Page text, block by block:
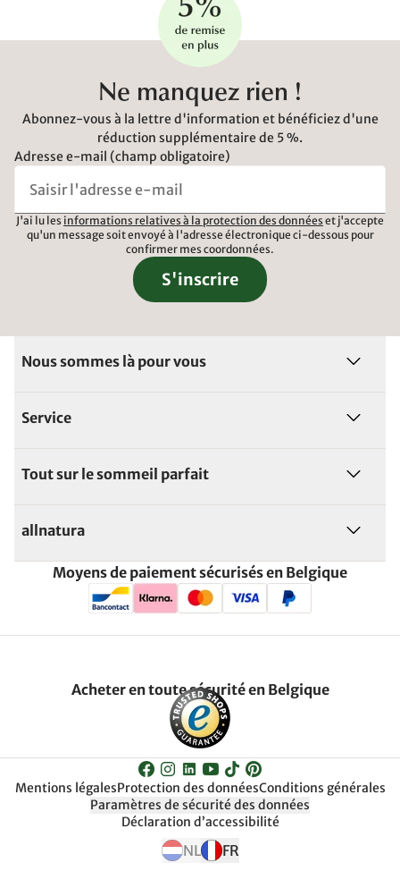
Ne manquez rien !
Abonnez-vous à la lettre d'information et bénéficiez d'une
réduction supplémentaire de 5 %.
Adresse e-mail (champ obligatoire)
J'ai lu les informations relatives à la protection des données et j'accepte
qu'un message soit envoyé à l'adresse électronique ci-dessous pour
confirmer mes coordonnées.
S'inscrire
Nous sommes là pour vous
Service
Tout sur le sommeil parfait
allnatura
Moyens de paiement sécurisés en Belgique
Acheter en toute sécurité en Belgique
Mentions légalesProtection des donnéesConditions générales
Paramètres de sécurité des données
Déclaration d’accessibilité
NL FR